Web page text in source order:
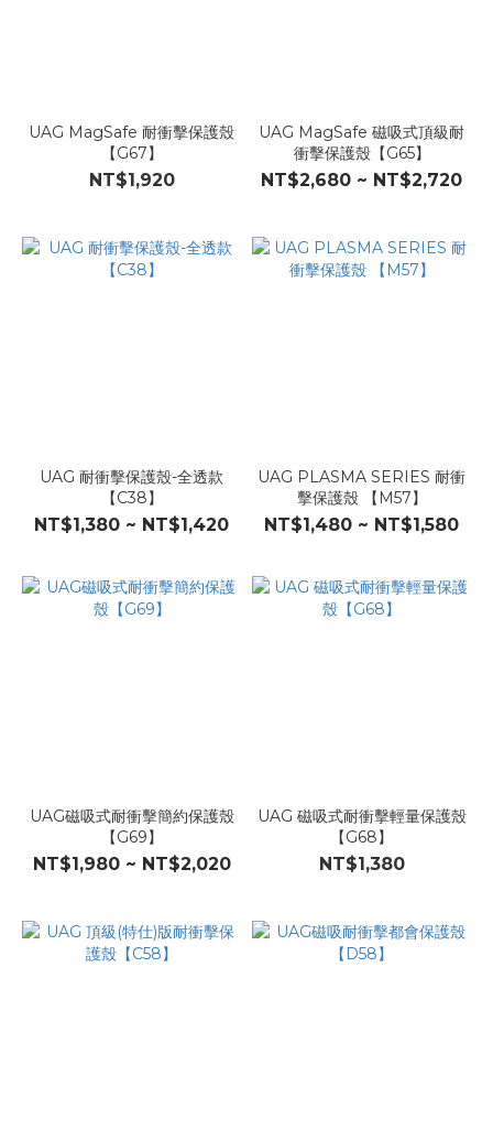
UAG MagSafe 耐衝擊保護殼
【G67】
NT$1,920
UAG MagSafe 磁吸式頂級耐
衝擊保護殼【G65】
NT$2,680 ~ NT$2,720
UAG 耐衝擊保護殼-全透款
【C38】
NT$1,380 ~ NT$1,420
UAG PLASMA SERIES 耐衝
擊保護殼 【M57】
NT$1,480 ~ NT$1,580
UAG磁吸式耐衝擊簡約保護殼
【G69】
NT$1,980 ~ NT$2,020
UAG 磁吸式耐衝擊輕量保護殼
【G68】
NT$1,380